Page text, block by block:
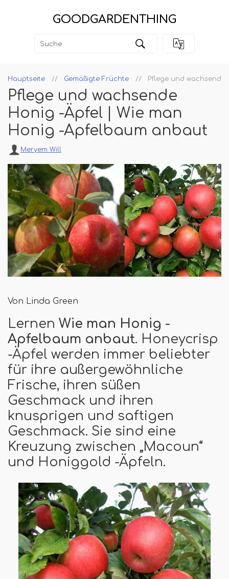
GOODGARDENTHING
Hauptseite Gemäßigte Früchte Pflege und
Pflege und wachsende
Honig -Äpfel | Wie man
Honig -Apfelbaum anbaut
Meryem Will
Von Linda Green
Lernen Wie man Honig -
Apfelbaum anbaut. Honeycrisp
-Äpfel werden immer beliebter
für ihre außergewöhnliche
Frische, ihren süßen
Geschmack und ihren
knusprigen und saftigen
Geschmack. Sie sind eine
Kreuzung zwischen „Macoun“
und Honiggold -Äpfeln.